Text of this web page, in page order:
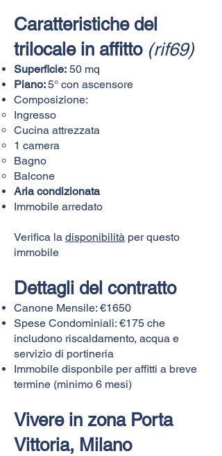
Caratteristiche del
trilocale in affitto (rif69)
Superficie: 50 mq
Piano:5° con ascensore
Composizione:​
Ingresso
Cucina attrezzata
1 camera
Bagno
Balcone
Aria condizionata
Immobile arredato
Verifica la disponibilità per questo
immobile
Dettagli del contratto
Canone Mensile: €1650
Spese Condominiali: €175 che
includono riscaldamento, acqua e
servizio di portineria
Immobile disponbile per affitti a breve
termine (minimo 6 mesi)
Vivere in zona Porta
Vittoria, Milano